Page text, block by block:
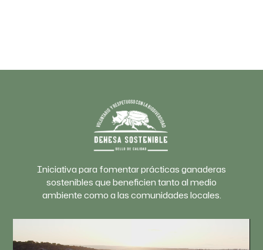
Iniciativa para fomentar prácticas ganaderas
sostenibles que beneficien tanto al medio
ambiente como a las comunidades locales.